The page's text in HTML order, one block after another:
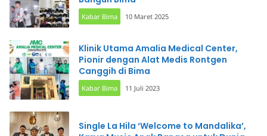
Kabar Bima 10 Maret 2025
Klinik Utama Amalia Medical Center,
Pionir dengan Alat Medis Rontgen
Canggih di Bima
Kabar Bima 11 Juli 2023
Single La Hila ‘Welcome to Mandalika’,